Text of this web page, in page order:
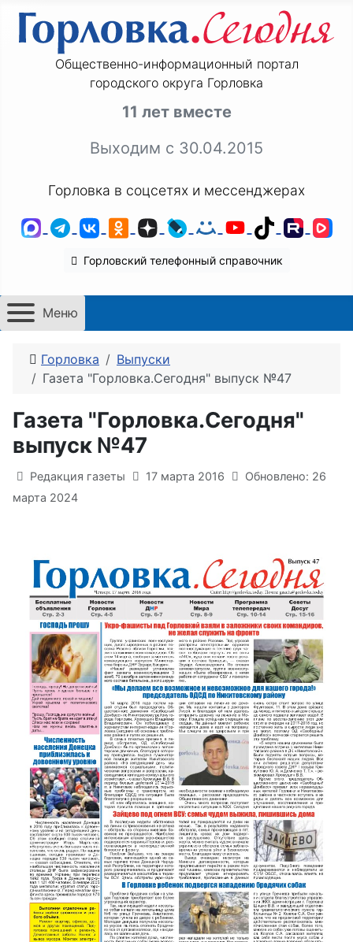
Общественно-информационный портал
городского округа Горловка
11 лет вместе
Выходим с 30.04.2015
Горловка в соцсетях и мессенджерах
MAXTelegram
ВКонтакте
Одноклассники
ДзенLiveJournal
Мой Мир
YouTube
TikTok
Горловский телефонный справочник
Меню
Горловка
Выпуски
Газета "Горловка.Сегодня" выпуск №47
Газета "Горловка.Сегодня"
выпуск №47
Информация о материале
Редакция газеты 17 марта 2016
Обновлено: 26
марта 2024